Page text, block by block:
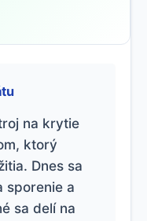
na krytie
ktorý
Dnes sa
sporenie a
sa delí na